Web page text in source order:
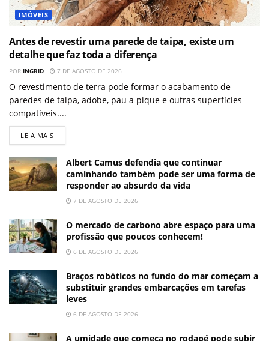
IMÓVEIS
Antes de revestir uma parede de taipa, existe um
detalhe que faz toda a diferença
POR INGRID 7 DE AGOSTO DE 2026
O revestimento de terra pode formar o acabamento de
paredes de taipa, adobe, pau a pique e outras superfícies
compatíveis....
LEIA MAIS
Albert Camus defendia que continuar
caminhando também pode ser uma forma de
responder ao absurdo da vida
7 DE AGOSTO DE 2026
O mercado de carbono abre espaço para uma
profissão que poucos conhecem!
6 DE AGOSTO DE 2026
Braços robóticos no fundo do mar começam a
substituir grandes embarcações em tarefas
leves
6 DE AGOSTO DE 2026
A umidade que começa no rodapé pode subir